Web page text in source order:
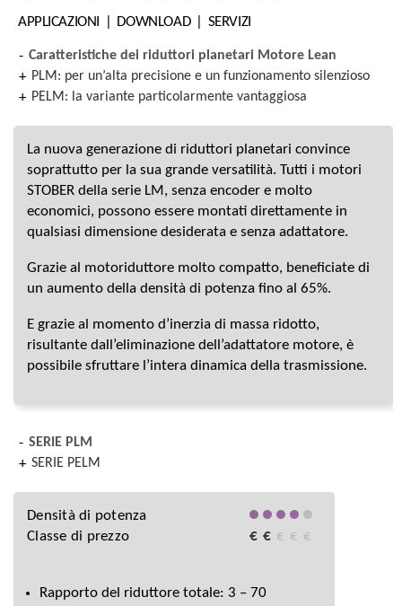
APPLICAZIONI
DOWNLOAD SERVIZI
Caratteristiche dei riduttori planetari Motore Lean
PLM: per un’alta precisione e un funzionamento silenzioso
PELM: la variante particolarmente vantaggiosa
La nuova generazione di riduttori planetari convince
soprattutto per la sua grande versatilità. Tutti i motori
STOBER della serie LM, senza encoder e molto
economici, possono essere montati direttamente in
qualsiasi dimensione desiderata e senza adattatore.
Grazie al motoriduttore molto compatto, beneficiate di
un aumento della densità di potenza fino al 65%.
E grazie al momento d’inerzia di massa ridotto,
risultante dall’eliminazione dell’adattatore motore, è
possibile sfruttare l’intera dinamica della trasmissione.
SERIE PLM
SERIE PELM
Densità di potenza
Classe di prezzo
€ € € € €
Rapporto del riduttore totale: 3 – 70